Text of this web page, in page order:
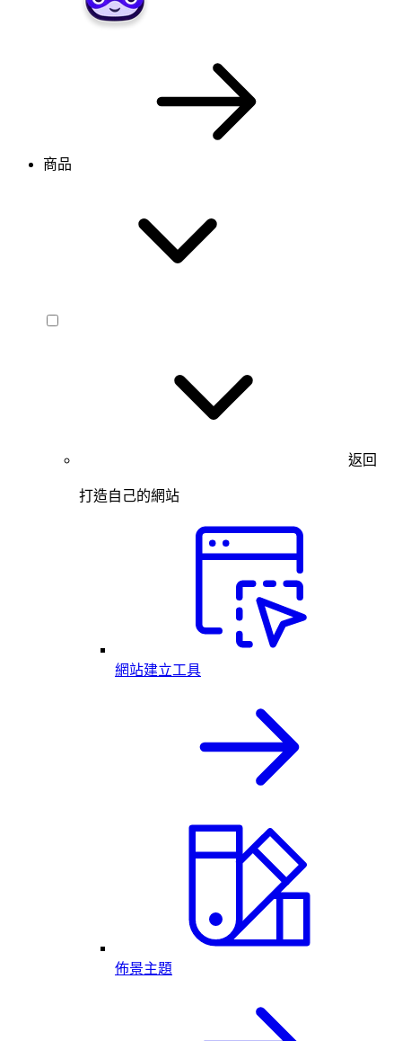
商品
返回
打造自己的網站
網站建立工具
佈景主題